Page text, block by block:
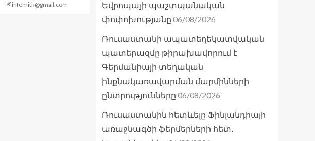
infomitk@gmail.com
Եվրոպայի պաշտպանական
փոփոխությանը 06/08/2026
Ռուսաստանի ապատեղեկատվական
պատերազմը թիրախավորում է
Գերմանիայի տեղական
ինքնակառավարման մարմինների
ընտրությունները 06/08/2026
Ռուսաստանին հետևելը Ֆինլանդիայի
առաջնագծի ֆերմերների հետ․